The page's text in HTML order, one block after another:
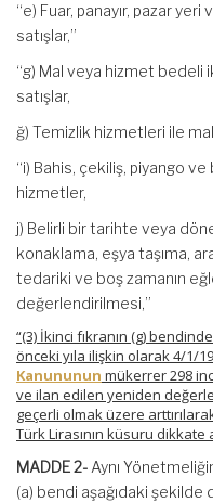
“e) Fuar, panayır, pazar
satışlar,”
“g) Mal veya hizmet bedeli
satışlar,
ğ) Temizlik hizmetleri ile
“i) Bahis, çekiliş, piyango
hizmetler,
j) Belirli bir tarihte veya
konaklama, eşya taşıma,
tedariki ve boş zamanın
değerlendirilmesi,”
“(3) İkinci fıkranın (g)
önceki yıla ilişkin olarak 4/1/
Kanununun mükerrer 298
ve ilan edilen yeniden
geçerli olmak üzere
Türk Lirasının küsuru dikkate
MADDE 2- Aynı
(a) bendi aşağıdaki şekilde